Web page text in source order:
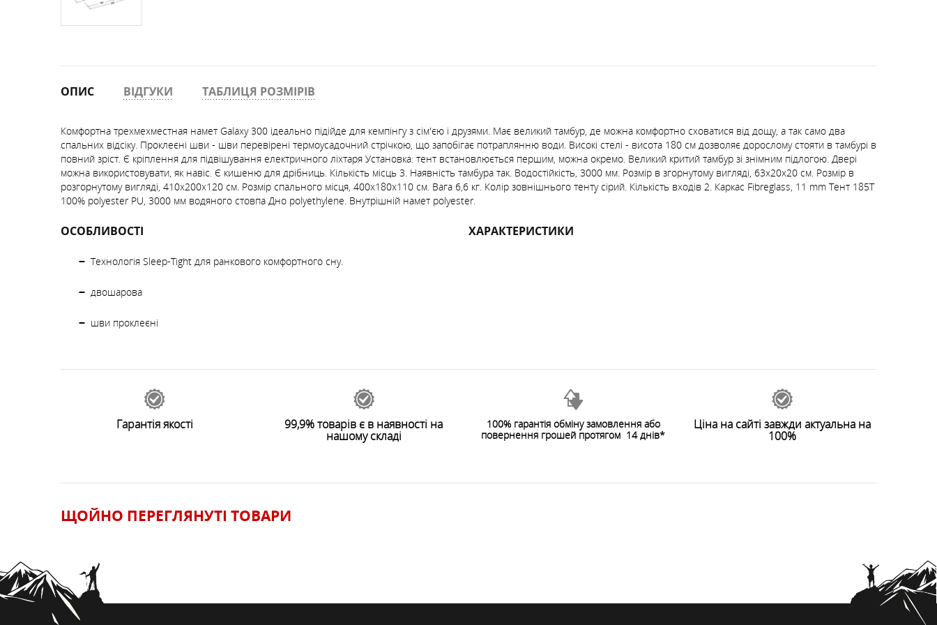
ОПИС ВІДГУКИ ТАБЛИЦЯ РОЗМІРІВ
Комфортна трехмехместная намет Galaxy 300 ідеально підійде для кемпінгу з сім'єю і друзями. Має великий тамбур, де можна комфортно сховатися від дощу, а так само два
спальних відсіку. Проклеєні шви - шви перевірені термоусадочний стрічкою, що запобігає потраплянню води. Високі стелі - висота 180 см дозволяє дорослому стояти в тамбурі в
повний зріст. Є кріплення для підвішування електричного ліхтаря Установка: тент встановлюється першим, можна окремо. Великий критий тамбур зі знімним підлогою. Двері
можна використовувати, як навіс. Є кишеню для дрібниць. Кількість місць 3. Наявність тамбура так. Водостійкість, 3000 мм. Розмір в згорнутому вигляді, 63х20х20 см. Розмір в
розгорнутому вигляді, 410х200х120 см. Розмір спального місця, 400х180х110 см. Вага 6,6 кг. Колір зовнішнього тенту сірий. Кількість входів 2. Каркас Fibreglass, 11 mm Тент 185T
100% polyester PU, 3000 мм водяного стовпа Дно polyethylene. Внутрішній намет polyester.
ОСОБЛИВОСТІ
Технологія Sleep-Tight для ранкового комфортного сну.
двошарова
шви проклеєні
ХАРАКТЕРИСТИКИ
Залишити відгук
Гарантія якості 99,9% товарів є в наявності на
нашому складі
100% гарантія обміну замовлення або
повернення грошей протягом 14 днів*
Ціна на сайті завжди актуальна на
100%
ЩОЙНО ПЕРЕГЛЯНУТI ТОВАРИ